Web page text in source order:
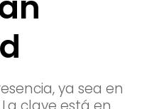
ya sea en